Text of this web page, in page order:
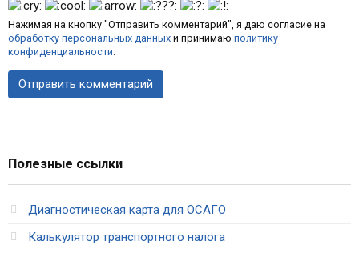
Нажимая на кнопку "Отправить комментарий", я даю согласие на
обработку персональных данных и принимаю политику
конфиденциальности.
Полезные ссылки
Диагностическая карта для ОСАГО
Калькулятор транспортного налога